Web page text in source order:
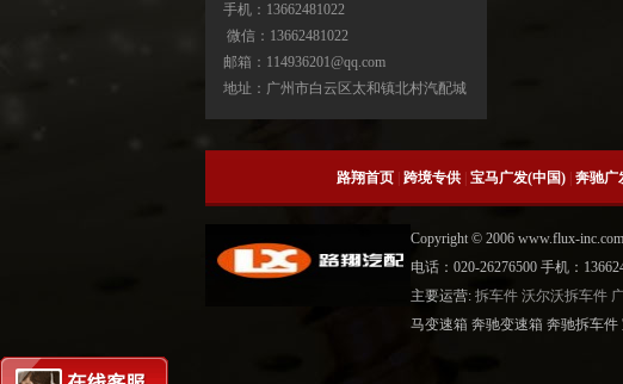
宝马X3分动箱/器ATC13-ATC450-ATC45L-
宝马X5分动箱/器-ATC500-ATC700-
ATC45L-ATC450-ATC13
手机：13662481022
微信：13662481022
邮箱：114936201@qq.com
地址：广州市白云区太和镇北村汽配城
路翔首页 跨境专供 宝马广发(中国) 奔驰广
Copyright © 2006 www.flux-
电话：020-26276500 手机：
主要运营: 拆车件 沃尔沃拆车件
马变速箱 奔驰变速箱 奔驰拆车